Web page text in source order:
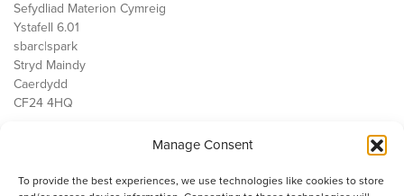
Manage Consent
To provide the best experiences, we use technologies like cookies to store
Sefydliad Materion Cymreig
Ystafell 6.01
sbarc|spark
Stryd Maindy
Caerdydd
CF24 4HQ
Public Services